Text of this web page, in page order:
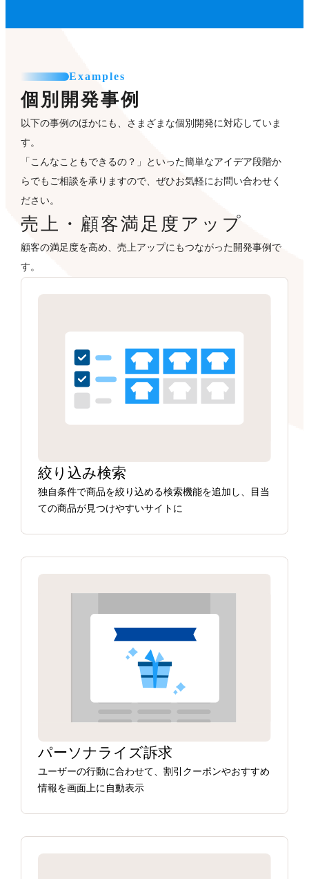
Examples
個別開発事例
以下の事例のほかにも、さまざまな個別開発に対応していま
す。
「こんなこともできるの？」といった簡単なアイデア段階か
らでもご相談を承りますので、ぜひお気軽にお問い合わせく
ださい。
売上・顧客満足度アップ
顧客の満足度を高め、売上アップにもつながった開発事例で
す。
絞り込み検索
独自条件で商品を絞り込める検索機能を追加し、目当
ての商品が見つけやすいサイトに
パーソナライズ訴求
ユーザーの行動に合わせて、割引クーポンやおすすめ
情報を画面上に自動表示